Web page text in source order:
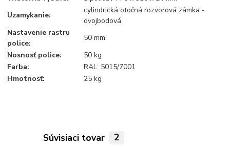
Uzamykanie:
cylindrická otočná rozvorová zámka -
dvojbodová
Nastavenie rastru
police:
50 mm
Nosnosť police:
50 kg
Farba:
RAL: 5015/7001
Hmotnosť:
25 kg
Súvisiaci tovar 2